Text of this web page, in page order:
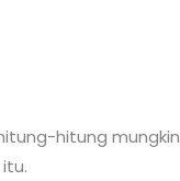
hitung mungkin